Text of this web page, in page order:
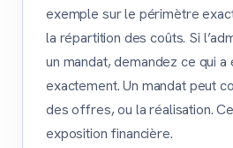
exemple sur le périmètre
la répartition des coûts. Si
un mandat, demandez ce qui a
exactement. Un mandat peut
des offres, ou la réalisation.
exposition financière.